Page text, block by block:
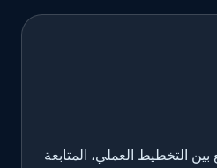
التخطيط العملي، المتابعة